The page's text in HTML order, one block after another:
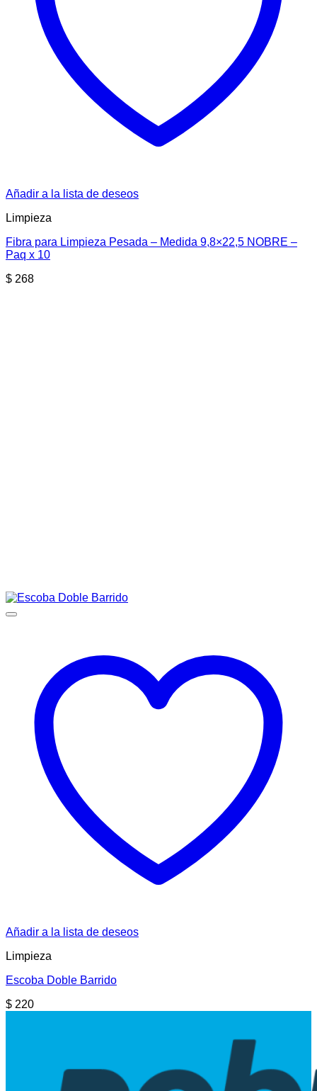
Añadir a la lista de deseos
Limpieza
Fibra para Limpieza Pesada – Medida 9,8×22,5 NOBRE –
Paq x 10
$ 268
Añadir a la lista de deseos
Limpieza
Escoba Doble Barrido
$ 220